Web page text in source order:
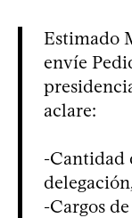
Estimado
envíe
aclare:
-Cantidad
-Cargos